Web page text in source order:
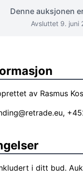
Denne auksjonen
Avsluttet 9. juni
av Rasmus
,
i ditt bud.